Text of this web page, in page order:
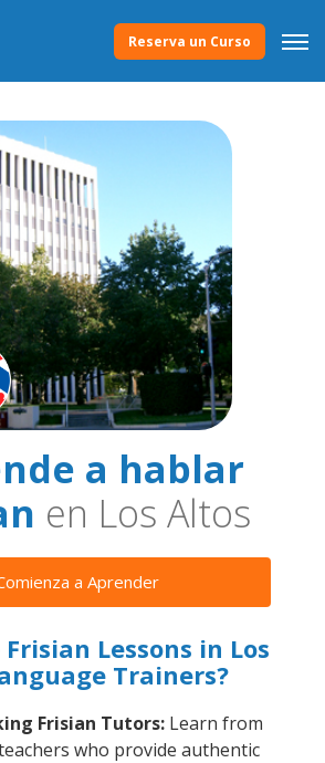
Reserva un Curso
a hablar
en Los Altos
a Aprender
Lessons in Los
Trainers?
Frisian Tutors: Learn from
who provide authentic